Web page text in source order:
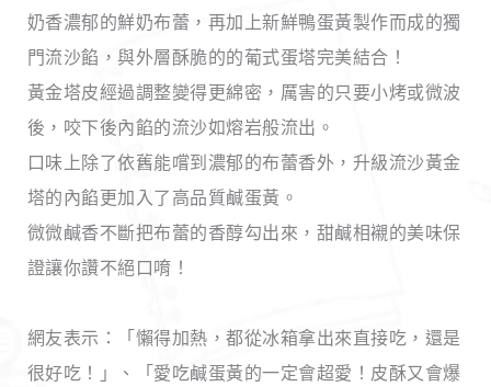
奶香濃郁的鮮奶布蕾，再加上新鮮鴨蛋黃製作而成的獨
門流沙餡，與外層酥脆的的葡式蛋塔完美結合！
黃金塔皮經過調整變得更綿密，厲害的只要小烤或微波
後，咬下後內餡的流沙如熔岩般流出。
口味上除了依舊能嚐到濃郁的布蕾香外，升級流沙黃金
塔的內餡更加入了高品質鹹蛋黃。
微微鹹香不斷把布蕾的香醇勾出來，甜鹹相襯的美味保
證讓你讚不絕口唷！
網友表示：「懶得加熱，都從冰箱拿出來直接吃，還是
很好吃！」、「愛吃鹹蛋黃的一定會超愛！皮酥又會爆